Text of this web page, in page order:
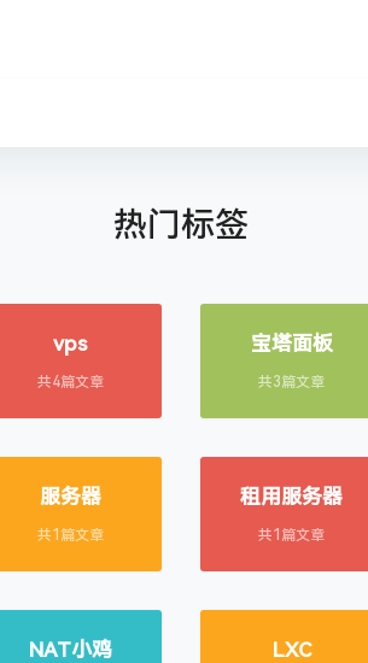
热门标签
vps
共4篇文章
宝塔面板
共3篇文章
服务器
共1篇文章
租用服务器
共1篇文章
NAT小鸡 LXC